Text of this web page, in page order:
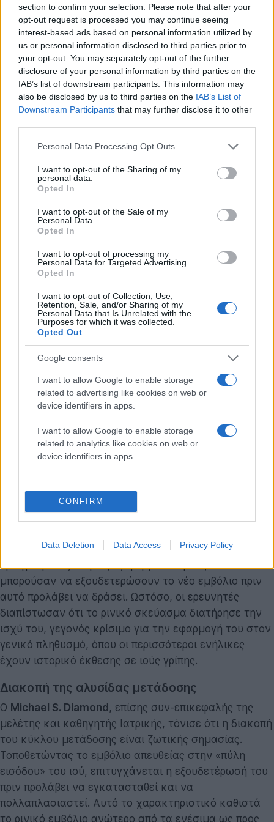
section to confirm your selection. Please note that after your
opt-out request is processed you may continue seeing
interest-based ads based on personal information utilized by
us or personal information disclosed to third parties prior to
your opt-out. You may separately opt-out of the further
disclosure of your personal information by third parties on the
IAB’s list of downstream participants. This information may
also be disclosed by us to third parties on the IAB’s List of
Downstream Participants that may further disclose it to other
Please note that this website/app uses one or more Google
not limited to your visit or usage behaviour. You may click to
grant or deny consent to Google and its third-party tags to
use your data for below specified purposes in below Google
consent section.
Personal Data Processing Opt Outs
I want to opt-out of the Sharing of my
personal data.
Opted In
I want to opt-out of the Sale of my
Personal Data.
Opted In
I want to opt-out of processing my
Personal Data for Targeted Advertising.
Opted In
I want to opt-out of Collection, Use,
Retention, Sale, and/or Sharing of my
Personal Data that Is Unrelated with the
Purposes for which it was collected.
Opted Out
Google consents
I want to allow Google to enable storage
related to advertising like cookies on web or
device identifiers in apps.
I want to allow Google to enable storage
related to analytics like cookies on web or
device identifiers in apps.
CONFIRM
Data Deletion Data Access Privacy Policy
ανακάλυψη
Για την ανάπτυξη του εμβολίου, η ερευνητική ομάδα
αξιοποίησε μια τεχνολογίαπου είχε ήδη δοκιμαστεί
με επιτυχία κατά του COVID-19. Χρησιμοποίησαν έναν
αδενοϊό – έναν αβλαβή ιό που δεν μπορεί να
αναπαραχθεί – ως όχημα μεταφοράς. Μέσα σε αυτόν
τον φορέα, ενσωμάτωσαν ένα ειδικά σχεδιασμένο
αντιγόνο: μια πρωτεΐνη που μιμείται χαρακτηριστικά
ιού H5N1, ώστε το ανοσοποιητικό σύστημα να
Eva-Maria Strauch
από στελέχη του H5N1 που έχουν ήδη μολύνει
ανθρώπους, δημιουργώντας ένα βελτιστοποιημένο
αντιγόνο που προκαλεί ισχυρή ανοσολογική απόκριση.
Η προσέγγιση αυτή εξασφαλίζει ότι το εμβόλιο
διαφορετικές παραλλαγές του ιού.
Εντυπωσιακά αποτελέσματα σε
πειραματόζωα
δοκιμές που πραγματοποιήθηκαν
σε ποντίκια και
χάμστερ έδωσαν ιδιαίτερα ενθαρρυντικά
αποτελέσματα. Τα πειραματόζωα που έλαβαν το
ρινικό εμβόλιο ανέπτυξαν σχεδόν πλήρη προστασία
έναντι του H5N1. Αντίθετα, τα ζώα που είχαν
εμβολιαστεί με τα τρέχοντα εμβόλια εποχικής γρίπης
δεν εμφάνισαν αξιόλογη άμυνα απέναντι στον ιό των
Ένα από τα πιο σημαντικά ευρήματα της μελέτης
γρίπη. Υπήρχε η ανησυχία ότι τα αντισώματα από
προηγούμενες λοιμώξεις ή εμβολιασμούς θα
μπορούσαν να εξουδετερώσουν το νέο εμβόλιο πριν
αυτό προλάβει να δράσει. Ωστόσο, οι ερευνητές
διαπίστωσαν ότι το ρινικό σκεύασμα διατήρησε την
ισχύ του, γεγονός κρίσιμο για την εφαρμογή του στον
γενικό πληθυσμό, όπου οι περισσότεροι ενήλικες
έχουν ιστορικό έκθεσης σε ιούς γρίπης.
Διακοπή της αλυσίδας μετάδοσης
Ο Michael S. Diamond, επίσης συν-επικεφαλής της
μελέτης και καθηγητής Ιατρικής, τόνισε ότι η διακοπή
του κύκλου μετάδοσης είναι ζωτικής σημασίας.
Τοποθετώντας το εμβόλιο απευθείας στην «πύλη
εισόδου» του ιού, επιτυγχάνεται η εξουδετέρωσή του
πριν προλάβει να εγκατασταθεί και να
πολλαπλασιαστεί. Αυτό το χαρακτηριστικό καθιστά
το ρινικό εμβόλιο ανώτερο από τα ενέσιμα ως προς